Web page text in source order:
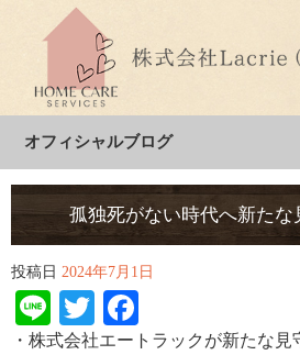
オフィシャルブログ
孤独死がない時代へ新たな
投稿日 2024年7月1日
LineTwitter
・株式会社エートラックが新たな見